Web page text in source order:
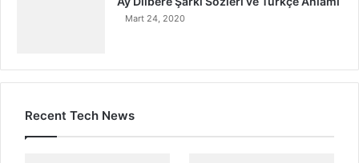
Mart 24, 2020
Recent Tech News